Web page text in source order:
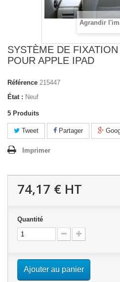
Agrandir
SYSTÈME DE
POUR APPLE IPAD
Référence 215447
État : Neuf
5 Produits
Tweet Partager
Imprimer
74,17 € HT
Quantité
Ajouter au panier